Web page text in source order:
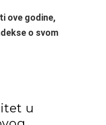
ove godine,
o svom
u